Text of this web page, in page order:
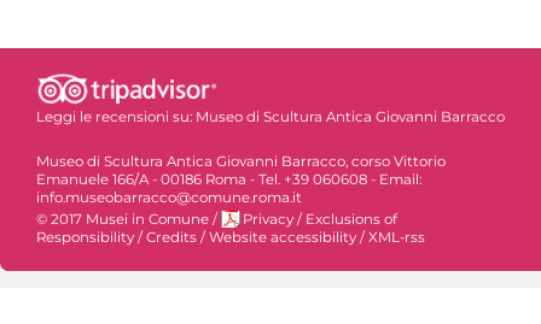
Leggi le recensioni su: Museo di Scultura Antica Giovanni Barracco
Museo di Scultura Antica Giovanni Barracco, corso Vittorio
Emanuele 166/A - 00186 Roma - Tel. +39 060608 - Email:
info.museobarracco@comune.roma.it
© 2017 Musei in Comune / Privacy / Exclusions of
Responsibility /Credits /Website accessibility /XML-rss